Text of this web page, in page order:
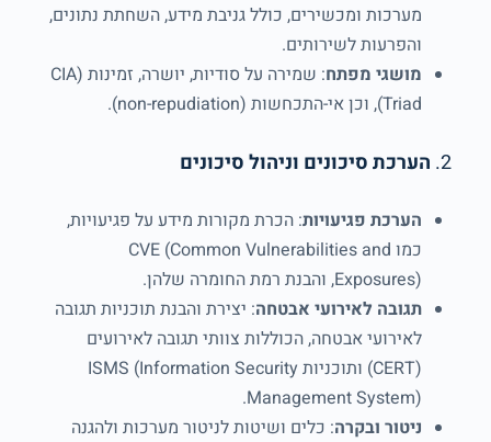
מערכות ומכשירים, כולל גניבת מידע, השחתת נתונים,
והפרעות לשירותים.
מושגי מפתח
: שמירה על סודיות, יושרה, זמינות (CIA
Triad), וכן אי-התכחשות (non-repudiation).
2. הערכת סיכונים וניהול סיכונים
הערכת פגיעויות: הכרת מקורות מידע על פגיעויות,
כמו CVE (Common Vulnerabilities and
Exposures), והבנת רמת החומרה שלהן.
תגובה לאירועי אבטחה: יצירת והבנת תוכניות תגובה
לאירועי אבטחה, הכוללות צוותי תגובה לאירועים
(CERT) ותוכניות ISMS (Information Security
Management System).
ניטור ובקרה: כלים ושיטות לניטור מערכות ולהגנה